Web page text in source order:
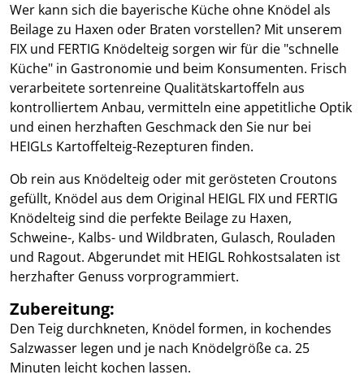
Wer kann sich die bayerische Küche ohne Knödel als
Beilage zu Haxen oder Braten vorstellen? Mit unserem
FIX und FERTIG Knödelteig sorgen wir für die "schnelle
Küche" in Gastronomie und beim Konsumenten. Frisch
verarbeitete sortenreine Qualitätskartoffeln aus
kontrolliertem Anbau, vermitteln eine appetitliche Optik
und einen herzhaften Geschmack den Sie nur bei
HEIGLs Kartoffelteig-Rezepturen finden.
Ob rein aus Knödelteig oder mit gerösteten Croutons
gefüllt, Knödel aus dem Original HEIGL FIX und FERTIG
Knödelteig sind die perfekte Beilage zu Haxen,
Schweine-, Kalbs- und Wildbraten, Gulasch, Rouladen
und Ragout. Abgerundet mit HEIGL Rohkostsalaten ist
herzhafter Genuss vorprogrammiert.
Zubereitung:
Den Teig durchkneten, Knödel formen, in kochendes
Salzwasser legen und je nach Knödelgröße ca. 25
Minuten leicht kochen lassen.